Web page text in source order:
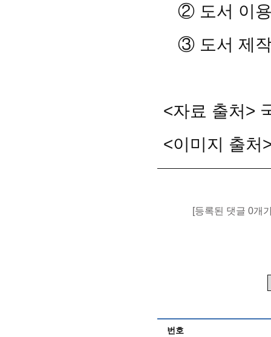
② 도서 이용
③ 도서 제작
<자료 출처>
<이미지 출처
[등록된 댓글 0개
번호